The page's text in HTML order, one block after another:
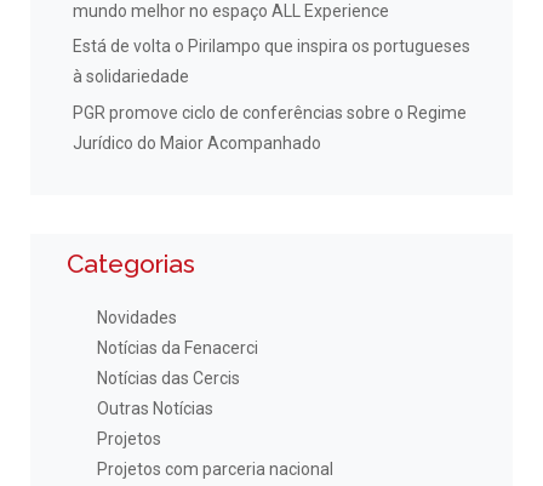
mundo melhor no espaço ALL Experience
Está de volta o Pirilampo que inspira os portugueses
à solidariedade
PGR promove ciclo de conferências sobre o Regime
Jurídico do Maior Acompanhado
Categorias
Novidades
Notícias da Fenacerci
Notícias das Cercis
Outras Notícias
Projetos
Projetos com parceria nacional